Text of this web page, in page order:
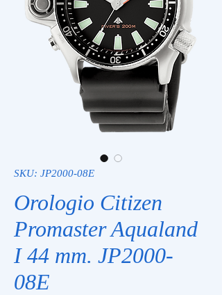
SKU: JP2000-08E
Orologio Citizen
Promaster Aqualand
I 44 mm. JP2000-
08E